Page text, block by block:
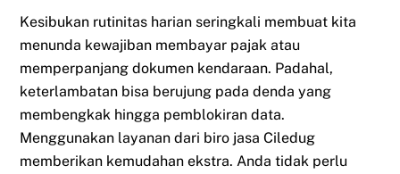
Kesibukan rutinitas harian seringkali membuat kita
menunda kewajiban membayar pajak atau
memperpanjang dokumen kendaraan. Padahal,
keterlambatan bisa berujung pada denda yang
membengkak hingga pemblokiran data.
Menggunakan layanan dari biro jasa Ciledug
memberikan kemudahan ekstra. Anda tidak perlu